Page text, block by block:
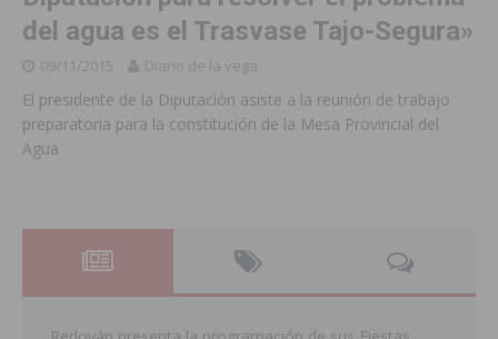
del agua es el Trasvase Tajo-Segura»
09/11/2015 Diario de la vega
El presidente de la Diputación asiste a la reunión de trabajo
preparatoria para la constitución de la Mesa Provincial del
Agua